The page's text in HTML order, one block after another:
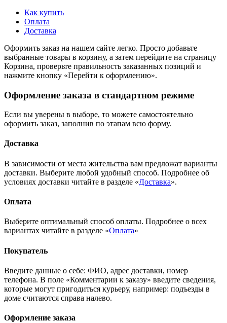
Как купить
Оплата
Доставка
Оформить заказ на нашем сайте легко. Просто добавьте
выбранные товары в корзину, а затем перейдите на страницу
Корзина, проверьте правильность заказанных позиций и
нажмите кнопку «Перейти к оформлению».
Оформление заказа в стандартном режиме
Если вы уверены в выборе, то можете самостоятельно
оформить заказ, заполнив по этапам всю форму.
Доставка
В зависимости от места жительства вам предложат варианты
доставки. Выберите любой удобный способ. Подробнее об
условиях доставки читайте в разделе «Доставка».
Оплата
Выберите оптимальный способ оплаты. Подробнее о всех
вариантах читайте в разделе «Оплата»
Покупатель
Введите данные о себе: ФИО, адрес доставки, номер
телефона. В поле «Комментарии к заказу» введите сведения,
которые могут пригодиться курьеру, например: подъезды в
доме считаются справа налево.
Оформление заказа